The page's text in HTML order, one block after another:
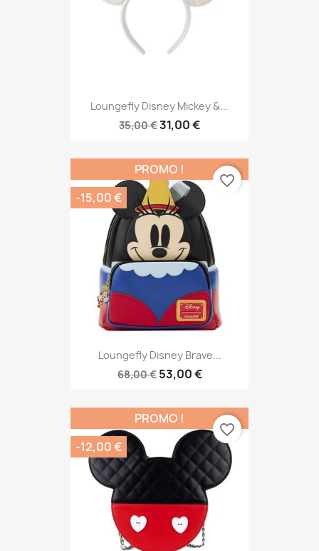
Loungefly Disney Mickey &...
35,00 €31,00 €
Loungefly Disney Brave...
68,00 € 53,00 €
PROMO !
-15,00 €
favorite_border
PROMO !
-12,00 €
favorite_border